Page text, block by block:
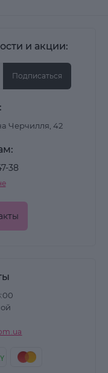
и акции:
Подписаться
Черчилля, 42
38